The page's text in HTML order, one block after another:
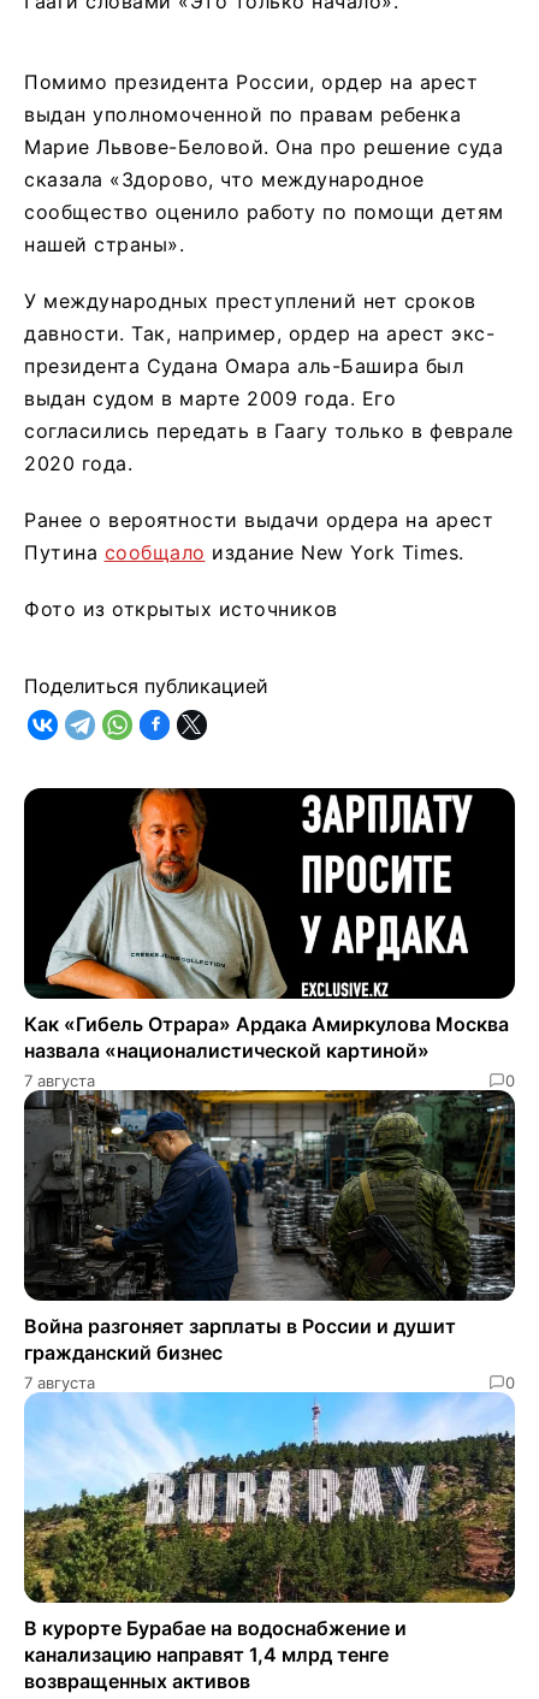
Помимо президента России, ордер на арест
выдан уполномоченной по правам ребенка
Марие Львове-Беловой. Она про решение суда
сказала «Здорово, что международное
сообщество оценило работу по помощи детям
нашей страны».
У международных преступлений нет сроков
давности. Так, например, ордер на арест экс-
президента Судана Омара аль-Башира был
выдан судом в марте 2009 года. Его
согласились передать в Гаагу только в феврале
2020 года.
Ранее о вероятности выдачи ордера на арест
Путина сообщало издание New York Times.
Фото из открытых источников
Поделиться публикацией
Как «Гибель Отрара» Ардака Амиркулова Москва
назвала «националистической картиной»
7 августа 0
Война разгоняет зарплаты в России и душит
гражданский бизнес
7 августа 0
В курорте Бурабае на водоснабжение и
канализацию направят 1,4 млрд тенге
возвращенных активов